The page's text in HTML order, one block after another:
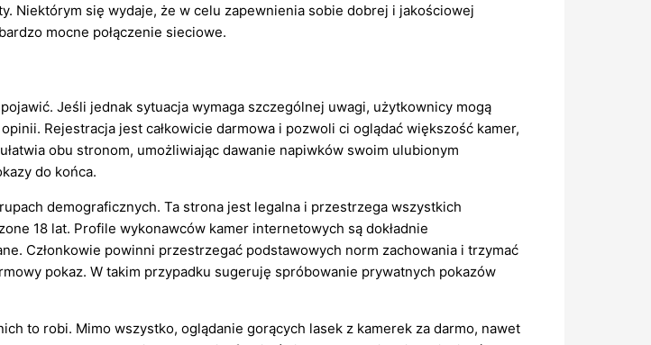
Niektórym się wydaje, że w celu zapewnienia sobie dobrej i jakościowej
mocne połączenie sieciowe.
Jeśli jednak sytuacja wymaga szczególnej uwagi, użytkownicy mogą
Rejestracja jest całkowicie darmowa i pozwoli ci oglądać większość kamer,
obu stronom, umożliwiając dawanie napiwków swoim ulubionym
do końca.
demograficznych. Ta strona jest legalna i przestrzega wszystkich
18 lat. Profile wykonawców kamer internetowych są dokładnie
Członkowie powinni przestrzegać podstawowych norm zachowania i trzymać
pokaz. W takim przypadku sugeruję spróbowanie prywatnych pokazów
to robi. Mimo wszystko, oglądanie gorących lasek z kamerek za darmo, nawet